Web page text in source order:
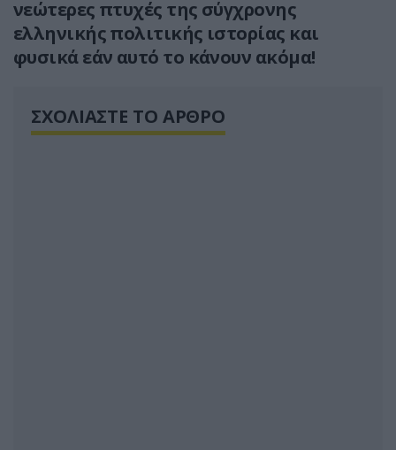
νεώτερες πτυχές της σύγχρονης
ελληνικής πολιτικής ιστορίας και
φυσικά εάν αυτό το κάνουν ακόμα!
ΣΧΟΛΙΑΣΤΕ ΤΟ ΑΡΘΡΟ